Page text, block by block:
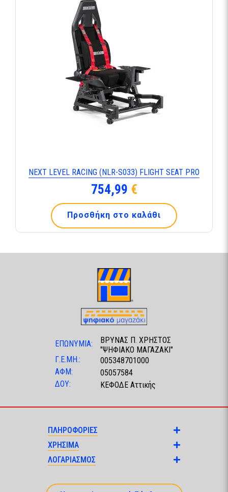
NEXT LEVEL RACING (NLR-S033) FLIGHT SEAT PRO
754,99 €
Προσθήκη στο καλάθι
ΕΠΩΝΥΜΙΑ:
ΒΡΥΝΑΣ Π. ΧΡΗΣΤΟΣ
"ΨΗΦΙΑΚΟ ΜΑΓΑΖΑΚΙ"
Γ.Ε.ΜΗ.:
005348701000
ΑΦΜ:
05057584
ΔΟΥ:
ΚΕΦΟΔΕ Αττικής
ΠΛΗΡΟΦΟΡΙΕΣ
ΧΡΗΣΙΜΑ
ΛΟΓΑΡΙΑΣΜΟΣ